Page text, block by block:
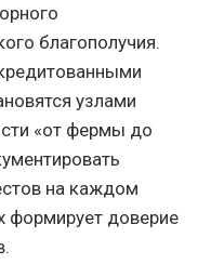
благополучия.
узлами
«от фермы до
на каждом
формирует доверие